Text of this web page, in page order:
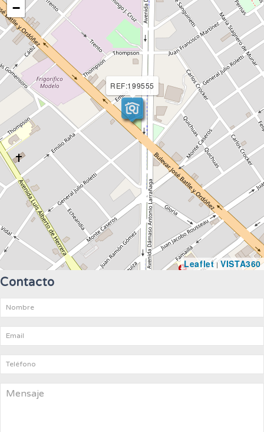
REF:199555
−
Leaflet|VISTA360
Contacto